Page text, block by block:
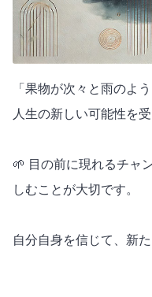
「果物が次々と雨のよ
人生の新しい可能性を
🌱 目の前に現れるチャ
しむことが大切です。
自分自身を信じて、新